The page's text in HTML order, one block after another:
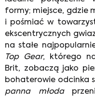
formy; miejsce, gdzie
i pośmiać w
ekscentrycznych
na stałe
Top Gear, którego
Brit, zobaczą jako
bohaterowie odcinka
panna młoda